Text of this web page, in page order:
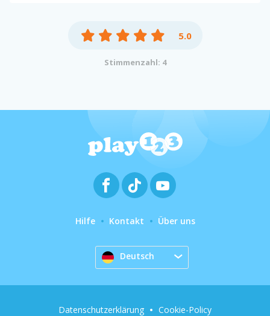
5.0
Stimmenzahl: 4
Hilfe Kontakt Über uns
Deutsch
Datenschutzerklärung Cookie-Policy